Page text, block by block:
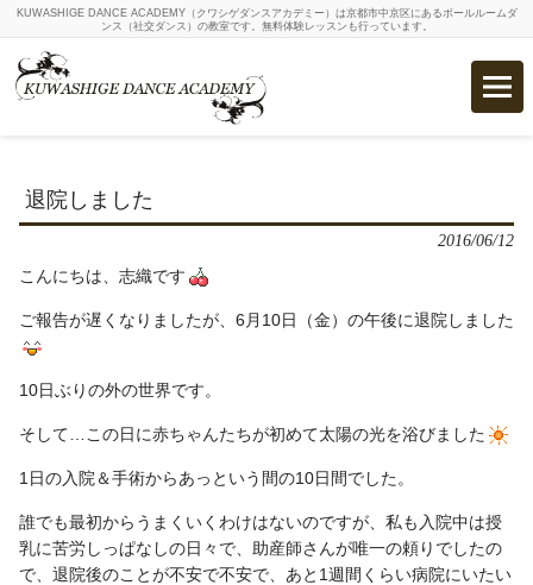
KUWASHIGE DANCE ACADEMY（クワシゲダンスアカデミー）は京都市中京区にあるボールルームダ
ンス（社交ダンス）の教室です。無料体験レッスンも行っています。
退院しました
2016/06/12
こんにちは、志織です
ご報告が遅くなりましたが、6月10日（金）の午後に退院しました
10日ぶりの外の世界です。
そして…この日に赤ちゃんたちが初めて太陽の光を浴びました
1日の入院＆手術からあっという間の10日間でした。
誰でも最初からうまくいくわけはないのですが、私も入院中は授
乳に苦労しっぱなしの日々で、助産師さんが唯一の頼りでしたの
で、退院後のことが不安で不安で、あと1週間くらい病院にいたい